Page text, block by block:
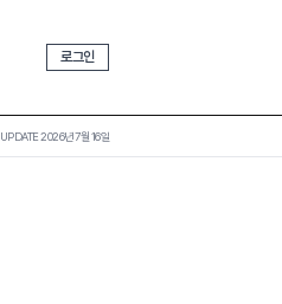
로그인
UPDATE 2026년 7월 16일